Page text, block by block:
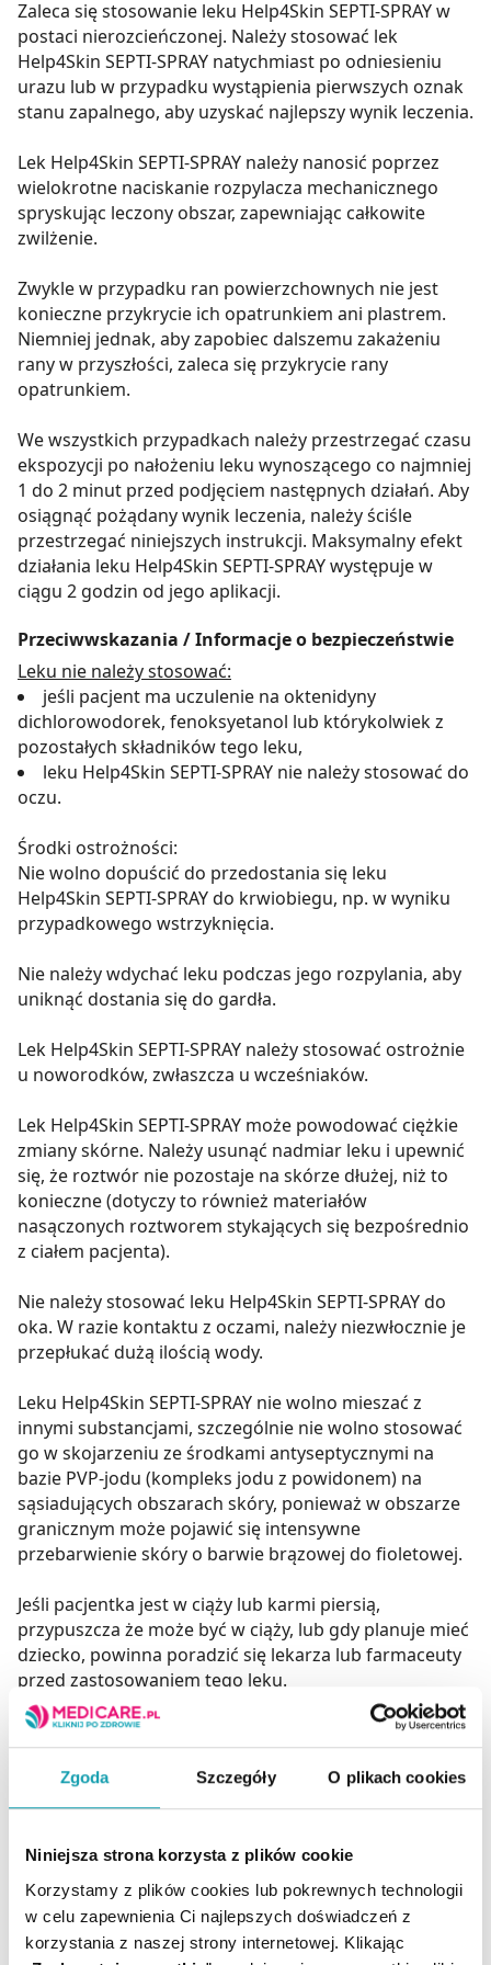
Zgoda Szczegóły O plikach cookies
Niniejsza strona korzysta z plików cookie
Korzystamy z plików cookies lub pokrewnych technologii
w celu zapewnienia Ci najlepszych doświadczeń z
korzystania z naszej strony internetowej. Klikając
Zaleca się stosowanie leku Help4Skin SEPTI-SPRAY w
postaci nierozcieńczonej. Należy stosować lek
Help4Skin SEPTI-SPRAY natychmiast po odniesieniu
urazu lub w przypadku wystąpienia pierwszych oznak
stanu zapalnego, aby uzyskać najlepszy wynik leczenia.
Lek Help4Skin SEPTI-SPRAY należy nanosić poprzez
wielokrotne naciskanie rozpylacza mechanicznego
spryskując leczony obszar, zapewniając całkowite
zwilżenie.
Zwykle w przypadku ran powierzchownych nie jest
konieczne przykrycie ich opatrunkiem ani plastrem.
Niemniej jednak, aby zapobiec dalszemu zakażeniu
rany w przyszłości, zaleca się przykrycie rany
opatrunkiem.
We wszystkich przypadkach należy przestrzegać czasu
ekspozycji po nałożeniu leku wynoszącego co najmniej
1 do 2 minut przed podjęciem następnych działań. Aby
osiągnąć pożądany wynik leczenia, należy ściśle
przestrzegać niniejszych instrukcji. Maksymalny efekt
działania leku Help4Skin SEPTI-SPRAY występuje w
ciągu 2 godzin od jego aplikacji.
Przeciwwskazania / Informacje o bezpieczeństwie
Leku nie należy stosować:
jeśli pacjent ma uczulenie na oktenidyny
dichlorowodorek, fenoksyetanol lub którykolwiek z
pozostałych składników tego leku,
leku Help4Skin SEPTI-SPRAY nie należy stosować do
oczu.
Środki ostrożności:
Nie wolno dopuścić do przedostania się leku
Help4Skin SEPTI-SPRAY do krwiobiegu, np. w wyniku
przypadkowego wstrzyknięcia.
Nie należy wdychać leku podczas jego rozpylania, aby
uniknąć dostania się do gardła.
Lek Help4Skin SEPTI-SPRAY należy stosować ostrożnie
u noworodków, zwłaszcza u wcześniaków.
Lek Help4Skin SEPTI-SPRAY może powodować ciężkie
zmiany skórne. Należy usunąć nadmiar leku i upewnić
się, że roztwór nie pozostaje na skórze dłużej, niż to
konieczne (dotyczy to również materiałów
nasączonych roztworem stykających się bezpośrednio
z ciałem pacjenta).
Nie należy stosować leku Help4Skin SEPTI-SPRAY do
oka. W razie kontaktu z oczami, należy niezwłocznie je
przepłukać dużą ilością wody.
Leku Help4Skin SEPTI-SPRAY nie wolno mieszać z
innymi substancjami, szczególnie nie wolno stosować
go w skojarzeniu ze środkami antyseptycznymi na
bazie PVP-jodu (kompleks jodu z powidonem) na
sąsiadujących obszarach skóry, ponieważ w obszarze
granicznym może pojawić się intensywne
przebarwienie skóry o barwie brązowej do fioletowej.
Jeśli pacjentka jest w ciąży lub karmi piersią,
przypuszcza że może być w ciąży, lub gdy planuje mieć
dziecko, powinna poradzić się lekarza lub farmaceuty
przed zastosowaniem tego leku.
Skład
Informacje dodatkowe
niedostępnym dla dzieci.
Nie przechowywać w temperaturze powyżej 30°C.
Okres ważności po pierwszym otwarciu butelki: 12